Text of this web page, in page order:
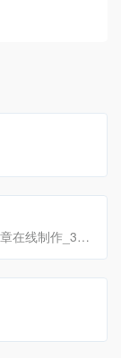
椭圆形电子印章生成器_椭圆形公司印章在线制作_395椭圆章